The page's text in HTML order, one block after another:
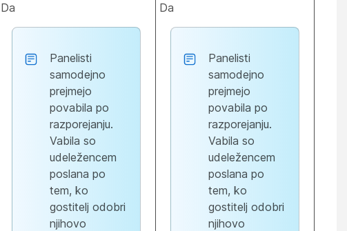
Da
Panelisti
samodejno
prejmejo
povabila po
razporejanju.
Vabila so
udeležencem
poslana po
tem, ko
gostitelj odobri
njihovo
Da
Panelisti
samodejno
prejmejo
povabila po
razporejanju.
Vabila so
udeležencem
poslana po
tem, ko
gostitelj odobri
njihovo